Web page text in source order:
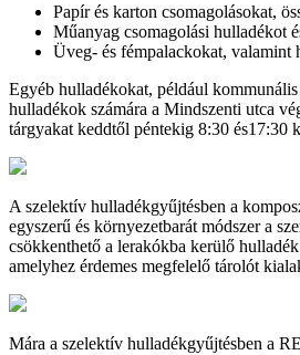
Papír és karton csomagolásokat,
Műanyag csomagolási hulladékot
Üveg- és fémpalackokat, valamint
Egyéb hulladékokat, például
hulladékok számára a Mindszenti utca
tárgyakat keddtől péntekig 8:30 és17:30
A szelektív hulladékgyűjtésben a
egyszerű és környezetbarát módszer a
csökkenthető a lerakókba kerülő
amelyhez érdemes megfelelő tárolót
Mára a szelektív hulladékgyűjtésben a